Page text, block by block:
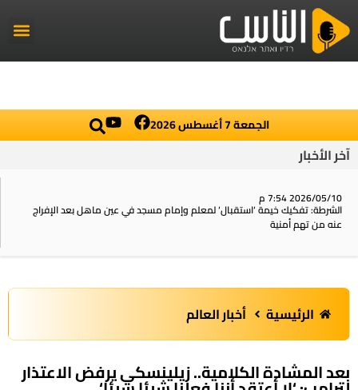
الجمعة 7 أغسطس 2026
آخر الأخبار
2026/05/10 7:54 م
الشرطة: تفكيك خيمة ‘استقبال‘ لمعلم وإمام مسجد في عين ماهل بعد الإفراج
عنه من تهم أمنية
الرئيسية أخبار العالم
بعد المشادة الكلامية.. زيلينسكي يرفض الاعتذار